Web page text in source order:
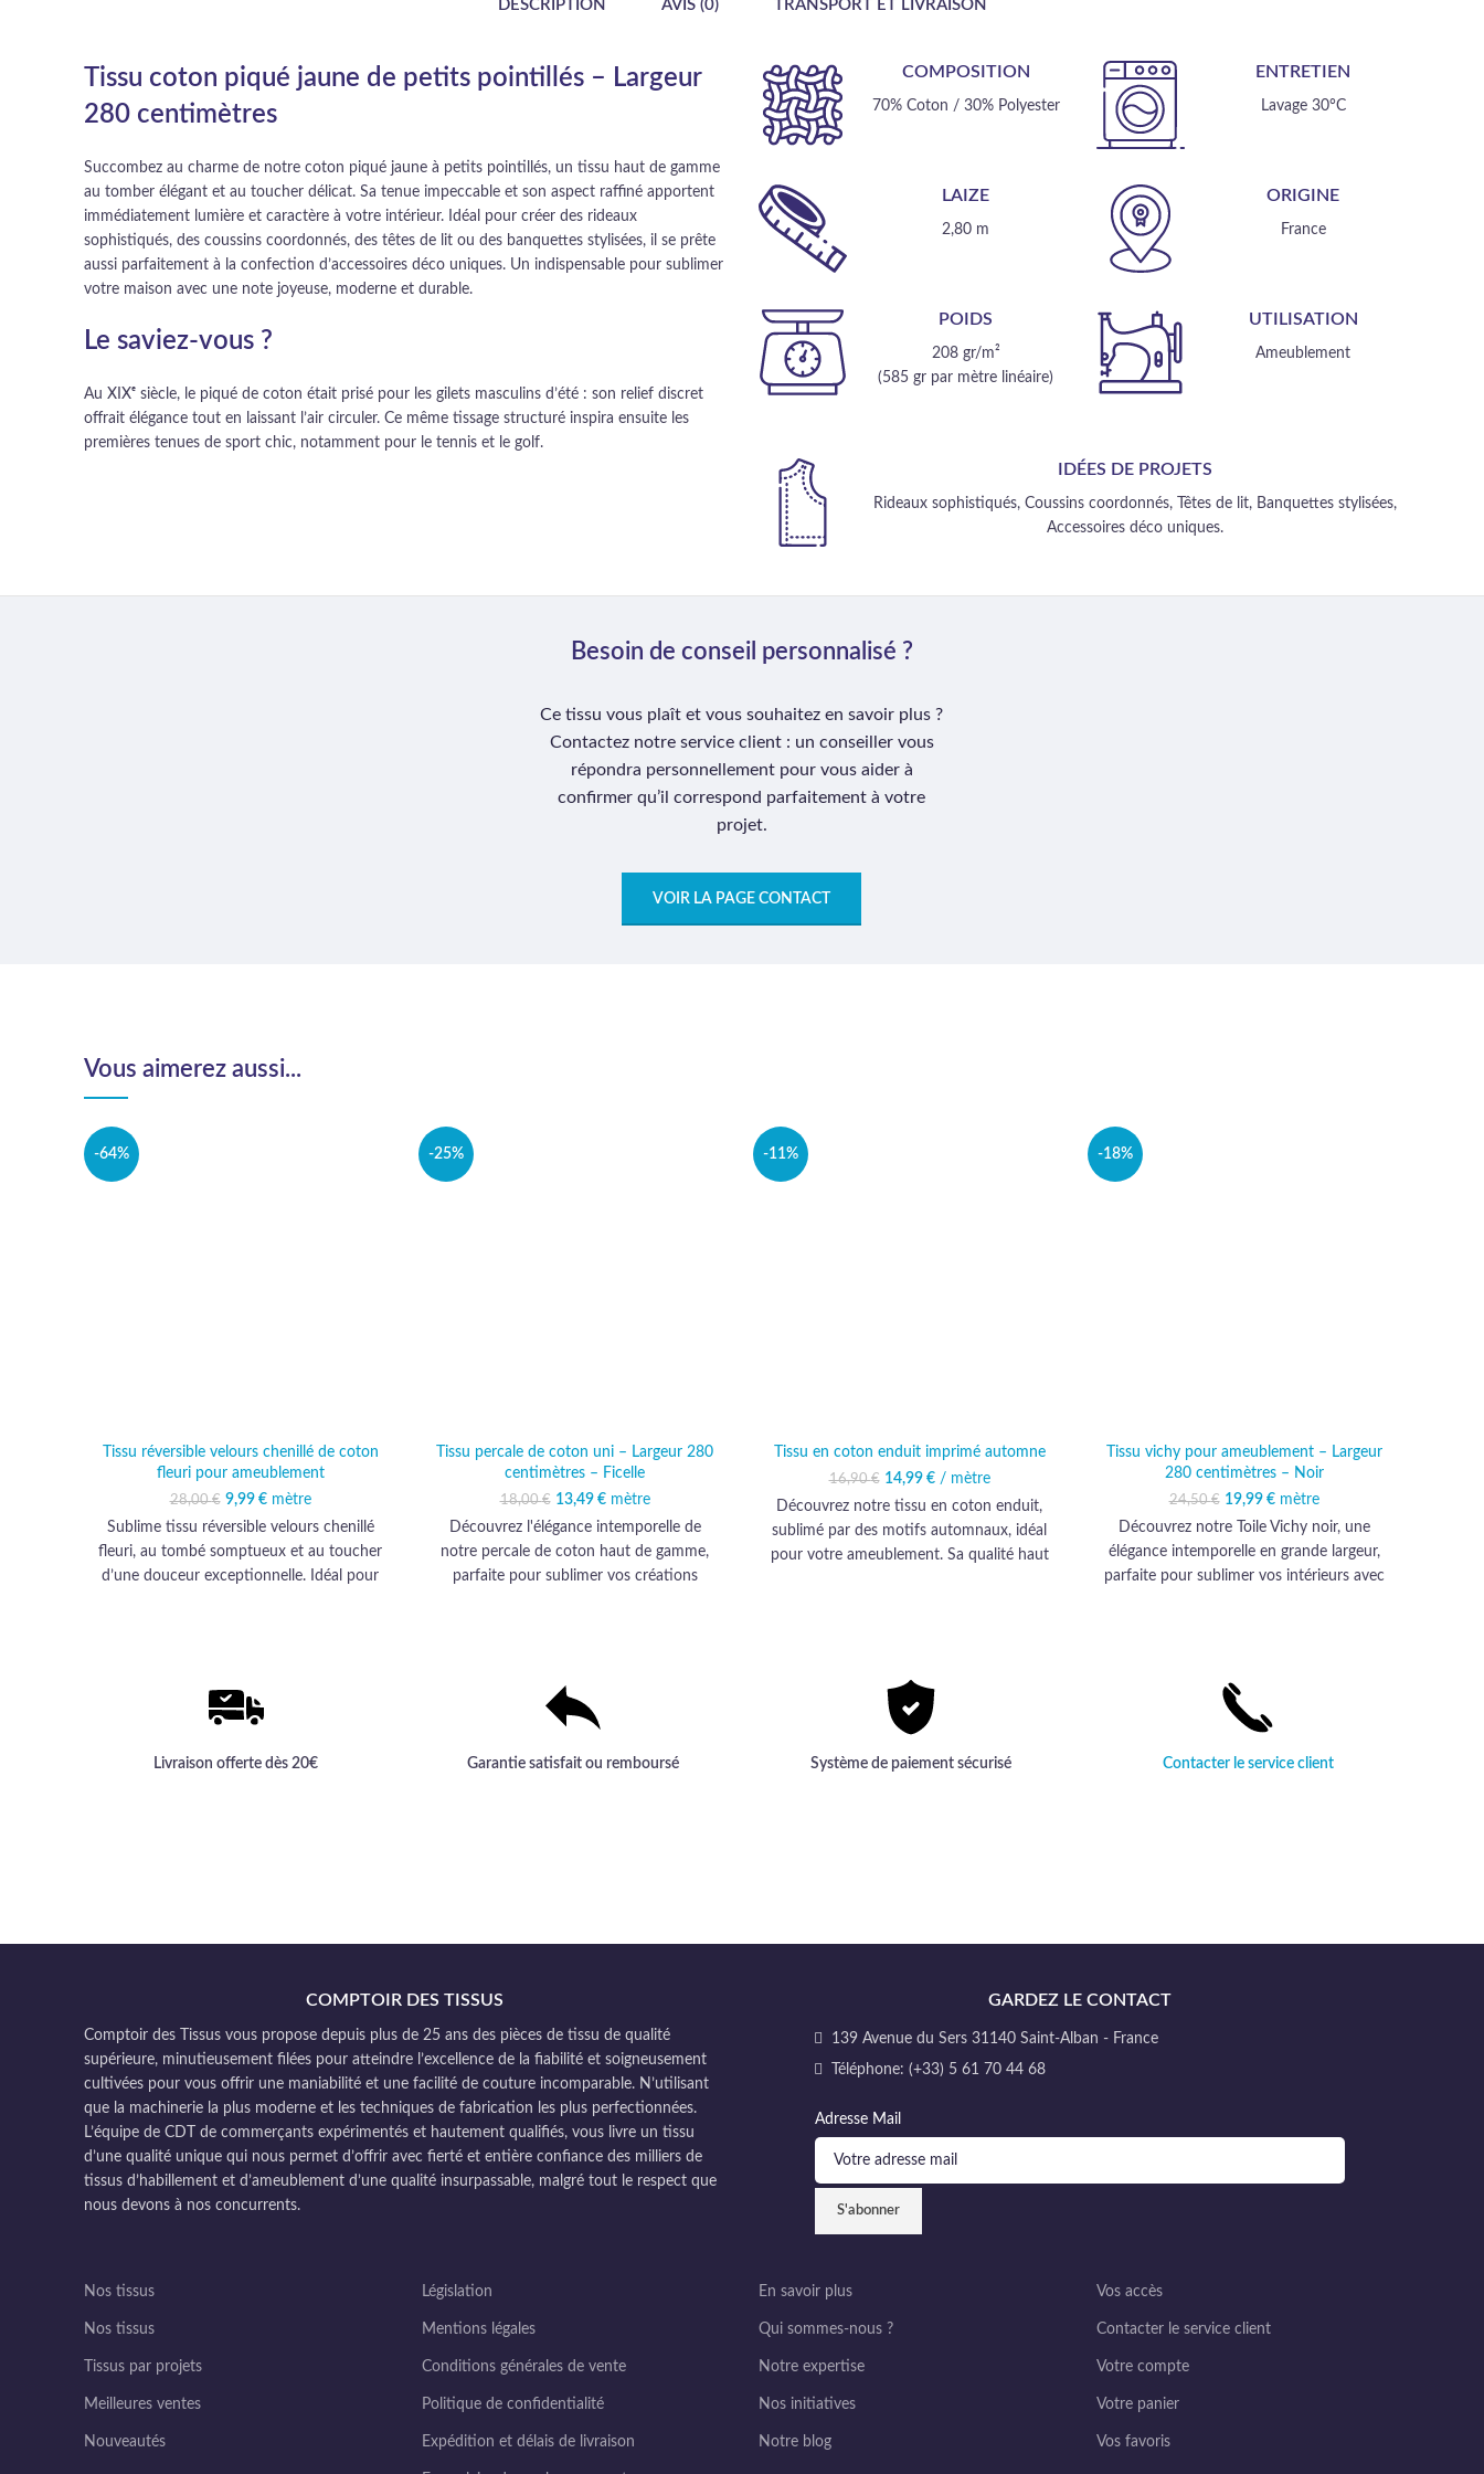
DESCRIPTION AVIS (0) TRANSPORT ET LIVRAISON
Tissu coton piqué jaune de petits pointillés – Largeur
280 centimètres
Succombez au charme de notre coton piqué jaune à petits pointillés, un tissu haut de gamme
au tomber élégant et au toucher délicat. Sa tenue impeccable et son aspect raffiné apportent
immédiatement lumière et caractère à votre intérieur. Idéal pour créer des rideaux
sophistiqués, des coussins coordonnés, des têtes de lit ou des banquettes stylisées, il se prête
aussi parfaitement à la confection d’accessoires déco uniques. Un indispensable pour sublimer
votre maison avec une note joyeuse, moderne et durable.
Le saviez-vous ?
Au XIXᵉ siècle, le piqué de coton était prisé pour les gilets masculins d’été : son relief discret
offrait élégance tout en laissant l’air circuler. Ce même tissage structuré inspira ensuite les
premières tenues de sport chic, notamment pour le tennis et le golf.
COMPOSITION
70% Coton / 30% Polyester
LAIZE
2,80 m
POIDS
208 gr/m²
(585 gr par mètre linéaire)
ENTRETIEN
Lavage 30°C
ORIGINE
France
UTILISATION
Ameublement
IDÉES DE PROJETS
Rideaux sophistiqués, Coussins coordonnés, Têtes de lit, Banquettes stylisées,
Accessoires déco uniques.
Besoin de conseil personnalisé ?
Ce tissu vous plaît et vous souhaitez en savoir plus ?
Contactez notre service client : un conseiller vous
répondra personnellement pour vous aider à
confirmer qu’il correspond parfaitement à votre
projet.
VOIR LA PAGE CONTACT
Vous aimerez aussi...
-64%
Tissu réversible velours chenillé de coton
fleuri pour ameublement
28,00€
Le prix initial était :
28,00 €.
9,99 € Le prix actuel est :
9,99 €.
mètre
Sublime tissu réversible velours chenillé
fleuri, au tombé somptueux et au toucher
d’une douceur exceptionnelle. Idéal pour
-25%
Tissu percale de coton uni – Largeur 280
centimètres – Ficelle
18,00€
Le prix initial était :
18,00 €.
13,49 € Le prix actuel est :
13,49 €.
mètre
Découvrez l'élégance intemporelle de
notre percale de coton haut de gamme,
parfaite pour sublimer vos créations
-11%
Tissu en coton enduit imprimé automne
16,90€
Le prix initial était :
16,90 €.
14,99 € Le prix actuel est :
14,99 €.
/ mètre
Découvrez notre tissu en coton enduit,
sublimé par des motifs automnaux, idéal
pour votre ameublement. Sa qualité haut
-18%
Tissu vichy pour ameublement – Largeur
280 centimètres – Noir
24,50€
Le prix initial était :
24,50 €.
19,99 € Le prix actuel est :
19,99 €.
mètre
Découvrez notre Toile Vichy noir, une
élégance intemporelle en grande largeur,
parfaite pour sublimer vos intérieurs avec
Livraison offerte dès 20€ Garantie satisfait ou remboursé Système de paiement sécurisé Contacter le service client
COMPTOIR DES TISSUS
Comptoir des Tissus vous propose depuis plus de 25 ans des pièces de tissu de qualité
supérieure, minutieusement filées pour atteindre l’excellence de la fiabilité et soigneusement
cultivées pour vous offrir une maniabilité et une facilité de couture incomparable. N’utilisant
que la machinerie la plus moderne et les techniques de fabrication les plus perfectionnées.
L’équipe de CDT de commerçants expérimentés et hautement qualifiés, vous livre un tissu
d’une qualité unique qui nous permet d’offrir avec fierté et entière confiance des milliers de
tissus d’habillement et d’ameublement d’une qualité insurpassable, malgré tout le respect que
nous devons à nos concurrents.
GARDEZ LE CONTACT
139 Avenue du Sers 31140 Saint-Alban - France
Téléphone: (+33) 5 61 70 44 68
Adresse Mail
Nos tissus
Nos tissus
Tissus par projets
Meilleures ventes
Nouveautés
Législation
Mentions légales
Conditions générales de vente
Politique de confidentialité
Expédition et délais de livraison
En savoir plus
Qui sommes-nous ?
Notre expertise
Nos initiatives
Notre blog
Vos accès
Contacter le service client
Votre compte
Votre panier
Vos favoris